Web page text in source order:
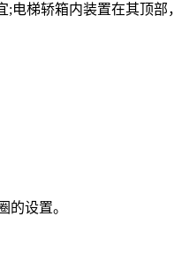
;电梯轿箱内装置在其顶
的设置。